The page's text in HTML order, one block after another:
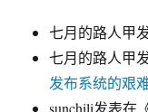
七月的路人甲
七月的路人甲
发布系统的艰
sunchili发表在